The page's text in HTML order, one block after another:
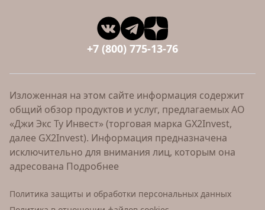
+7 (800) 775-13-76
Изложенная на этом сайте информация содержит
общий обзор продуктов и услуг, предлагаемых АО
«Джи Экс Ту Инвест» (торговая марка GX2Invest,
далее GX2Invest). Информация предназначена
исключительно для внимания лиц, которым она
адресована Подробнее
Политика защиты и обработки персональных данных